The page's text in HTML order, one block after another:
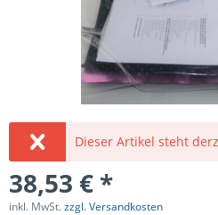
Dieser Artikel steht
38,53 € *
inkl. MwSt.zzgl. Versandkosten